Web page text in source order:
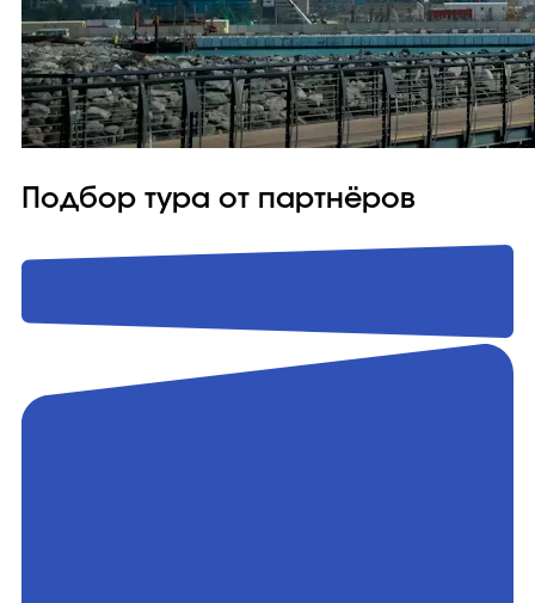
Подбор тура от партнёров